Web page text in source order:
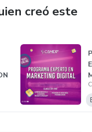
creó este